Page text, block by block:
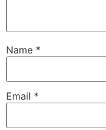
Name *
Email *